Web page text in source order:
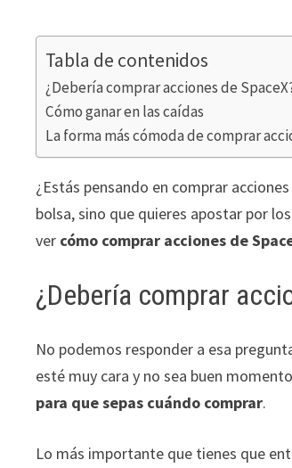
Tabla de contenidos
¿Debería comprar acciones de
Cómo ganar en las caídas
La forma más cómoda de comprar
¿Estás pensando en comprar
bolsa, sino que quieres apostar por
ver cómo comprar acciones de
¿Debería comprar
No podemos responder a esa
esté muy cara y no sea buen
para que sepas cuándo comprar.
Lo más importante que tienes que